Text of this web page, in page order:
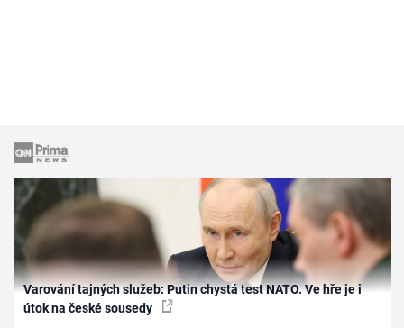
Varování tajných služeb: Putin chystá test NATO. Ve hře je i
útok na české sousedy